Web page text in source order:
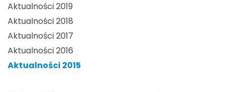
Aktualności 2019
Aktualności 2018
Aktualności 2017
Aktualności 2016
Aktualności 2015